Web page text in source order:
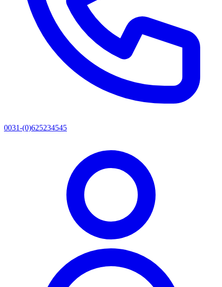
0031-(0)625234545